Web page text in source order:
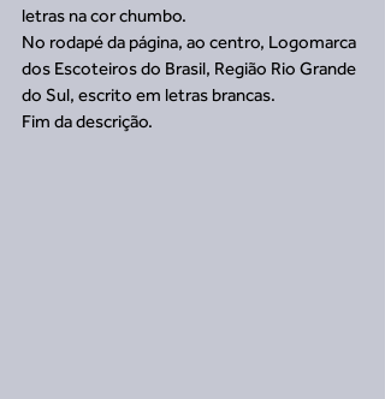
letras na cor chumbo.
No rodapé da página, ao centro, Logomarca
dos Escoteiros do Brasil, Região Rio Grande
do Sul, escrito em letras brancas.
Fim da descrição.